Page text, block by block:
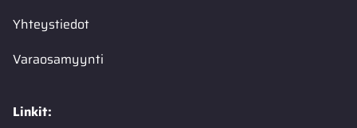
Yhteystiedot
Varaosamyynti
Linkit: